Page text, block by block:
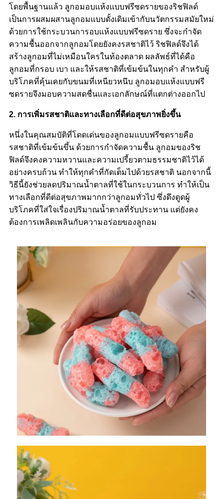
โดยพื้นฐานแล้ว ลูกอมอบแห้งแบบฟรีซดรายของริชฟิลด์
เป็นการผสมผสานลูกอมแบบดั้งเดิมเข้ากับนวัตกรรมสมัยใหม่
ด้วยการใช้กระบวนการอบแห้งแบบฟรีซดราย ซึ่งจะกำจัด
ความชื้นออกจากลูกอมโดยยังคงรสชาติไว้ ริชฟิลด์จึงได้
สร้างลูกอมที่ไม่เหมือนใครในท้องตลาด ผลลัพธ์ที่ได้คือ
ลูกอมที่กรอบ เบา และให้รสชาติที่เข้มข้นในทุกคำ สำหรับผู้
บริโภคที่คุ้นเคยกับขนมที่เหนียวหนึบ ลูกอมอบแห้งแบบฟรี
ซดรายจึงมอบความสดชื่นและเอกลักษณ์ที่แตกต่างออกไป
2. การเพิ่มรสชาติและทางเลือกที่ดีต่อสุขภาพยิ่งขึ้น
หนึ่งในคุณสมบัติที่โดดเด่นของลูกอมแบบฟรีซดรายคือ
รสชาติที่เข้มข้นขึ้น ด้วยการกำจัดความชื้น ลูกอมของริช
ฟิลด์จึงคงความหวานและความเปรี้ยวตามธรรมชาติไว้ได้
อย่างครบถ้วน ทำให้ทุกคำที่กัดเต็มไปด้วยรสชาติ นอกจากนี้
วิธีนี้ยังช่วยลดปริมาณน้ำตาลที่ใช้ในกระบวนการ ทำให้เป็น
ทางเลือกที่ดีต่อสุขภาพมากกว่าลูกอมทั่วไป ซึ่งดึงดูดผู้
บริโภคที่ใส่ใจเรื่องปริมาณน้ำตาลที่รับประทาน แต่ยังคง
ต้องการเพลิดเพลินกับความอร่อยของลูกอม